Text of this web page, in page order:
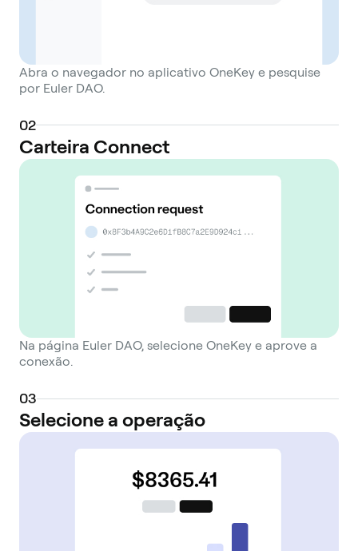
Abra o navegador no aplicativo OneKey e pesquise
por Euler DAO.
02
Carteira Connect
Na página Euler DAO, selecione OneKey e aprove a
conexão.
03
Selecione a operação